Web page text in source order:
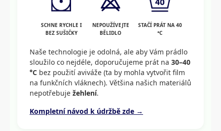
SCHNE RYCHLE I
BEZ SUŠIČKY
NEPOUŽÍVEJTE
BĚLIDLO
STAČÍ PRÁT NA 40
°C
Naše technologie je odolná, ale aby Vám prádlo
sloužilo co nejdéle, doporučujeme prát na 30–40
°C bez použití aviváže (ta by mohla vytvořit film
na funkčních vláknech). Většina našich materiálů
nepotřebuje žehlení.
Kompletní návod k údržbě zde →